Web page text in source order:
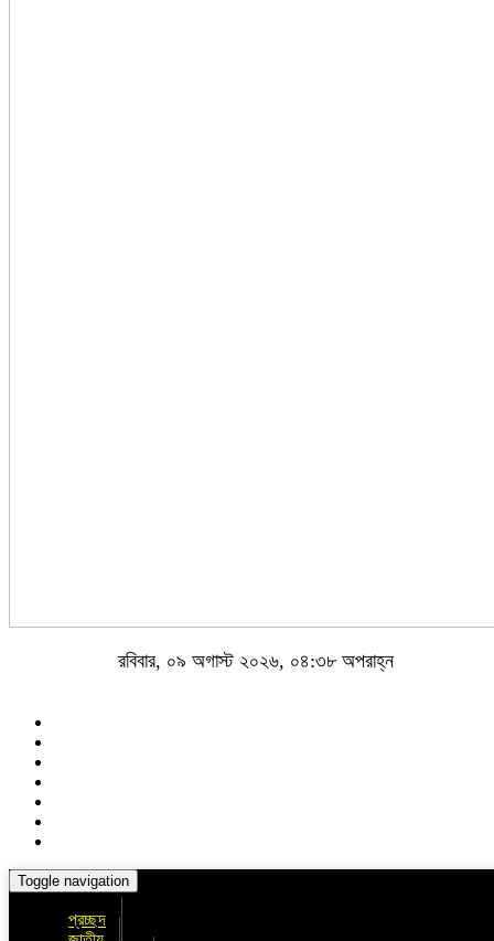
রবিবার, ০৯ অগাস্ট ২০২৬, ০৪:৩৮ অপরাহ্ন
Toggle navigation
প্রচ্ছদ